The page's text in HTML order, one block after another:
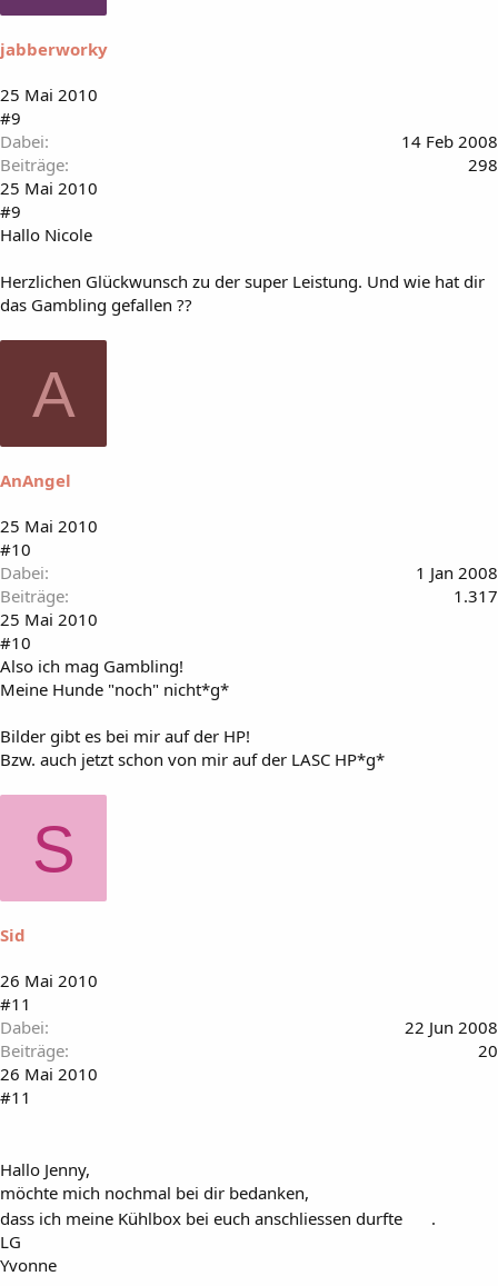
jabberworky
25 Mai 2010
#9
Dabei
14 Feb 2008
Beiträge
298
25 Mai 2010
#9
Hallo Nicole
Herzlichen Glückwunsch zu der super Leistung. Und wie hat dir
das Gambling gefallen ??
A
AnAngel
25 Mai 2010
#10
Dabei
1 Jan 2008
Beiträge
1.317
25 Mai 2010
#10
Also ich mag Gambling!
Meine Hunde "noch" nicht*g*
Bilder gibt es bei mir auf der HP!
Bzw. auch jetzt schon von mir auf der LASC HP*g*
S
Sid
26 Mai 2010
#11
Dabei
22 Jun 2008
Beiträge
20
26 Mai 2010
#11
Hallo Jenny,
möchte mich nochmal bei dir bedanken,
dass ich meine Kühlbox bei euch anschliessen durfte
.
LG
Yvonne